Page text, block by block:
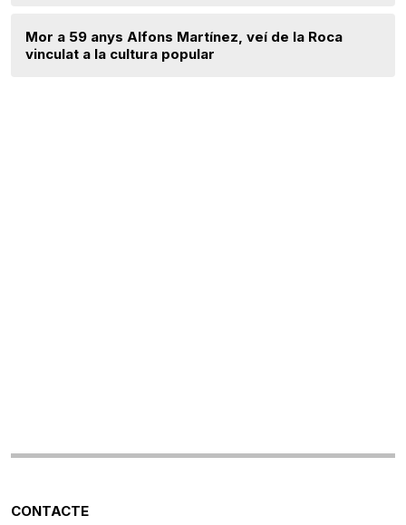
Mor a 59 anys Alfons Martínez, veí de la Roca
vinculat a la cultura popular
CONTACTE